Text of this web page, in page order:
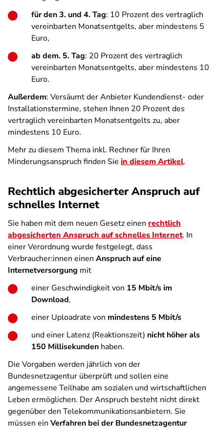
für den 3. und 4. Tag: 10 Prozent des vertraglich
vereinbarten Monatsentgelts, aber mindestens 5
Euro,
ab dem. 5. Tag: 20 Prozent des vertraglich
vereinbarten Monatsentgelts, aber mindestens 10
Euro.
Außerdem: Versäumt der Anbieter Kundendienst- oder
Installationstermine, stehen Ihnen 20 Prozent des
vertraglich vereinbarten Monatsentgelts zu, aber
mindestens 10 Euro.
Mehr zu diesem Thema inkl. Rechner für Ihren
Minderungsanspruch finden Sie in diesem Artikel.
Rechtlich abgesicherter Anspruch auf
schnelles Internet
Sie haben mit dem neuen Gesetz einen rechtlich
abgesicherten Anspruch auf schnelles Internet. In
einer Verordnung wurde festgelegt, dass
Verbraucher:innen einen Anspruch auf eine
Internetversorgung mit
einer Geschwindigkeit von 15 Mbit/s im
Download,
einer Uploadrate von mindestens 5 Mbit/s
und einer Latenz (Reaktionszeit) nicht höher als
150 Millisekunden haben.
Die Vorgaben werden jährlich von der
Bundesnetzagentur überprüft und sollen eine
angemessene Teilhabe am sozialen und wirtschaftlichen
Leben ermöglichen. Der Anspruch besteht nicht direkt
gegenüber den Telekommunikationsanbietern. Sie
müssen ein Verfahren bei der Bundesnetzagentur